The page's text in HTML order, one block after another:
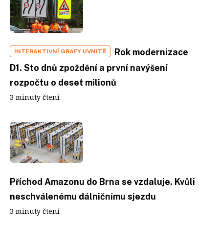
INTERAKTIVNÍ GRAFY UVNITŘ
Rok modernizace
D1. Sto dnů zpoždění a první navýšení
rozpočtu o deset milionů
3 minuty čtení
Příchod Amazonu do Brna se vzdaluje. Kvůli
neschválenému dálničnímu sjezdu
3 minuty čtení